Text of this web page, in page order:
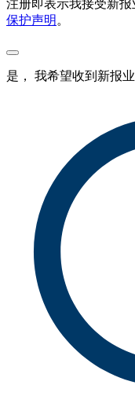
注册即表示我接受新
保护声明 。
是， 我希望收到新报